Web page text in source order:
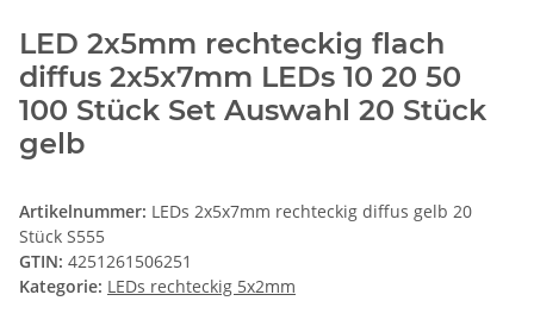
LED 2x5mm rechteckig flach
diffus 2x5x7mm LEDs 10 20 50
100 Stück Set Auswahl 20 Stück
gelb
Artikelnummer: LEDs 2x5x7mm rechteckig diffus gelb 20
Stück S555
GTIN: 4251261506251
Kategorie: LEDs rechteckig 5x2mm